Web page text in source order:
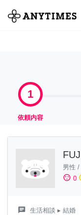
全て
1
依頼内容
男性 /
sentiment_satisfied 0
chat 生活相談 ▸ 結婚